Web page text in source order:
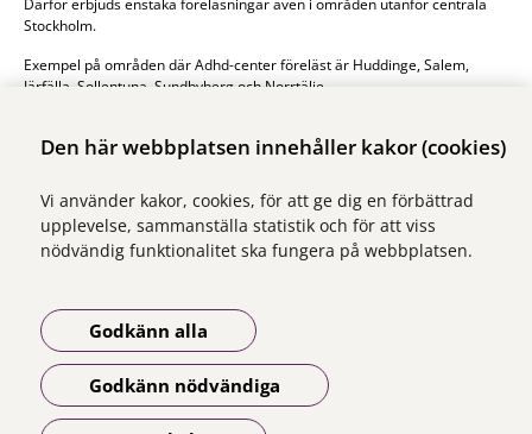
Den här webbplatsen innehåller kakor (cookies)
Vi använder kakor, cookies, för att ge dig en förbättrad
upplevelse, sammanställa statistik och för att viss
nödvändig funktionalitet ska fungera på webbplatsen.
Godkänn alla
Godkänn nödvändiga
Därför erbjuds enstaka föreläsningar även i områden utanför centrala
Stockholm.
Exempel på områden där Adhd-center föreläst är Huddinge, Salem,
Järfälla, Sollentuna, Sundbyberg och Norrtälje.
Samtliga illustrationer på webbplatsen är skapade av illustratör Mariel
Andersson om inget annat namn anges.
Om webbplatsen